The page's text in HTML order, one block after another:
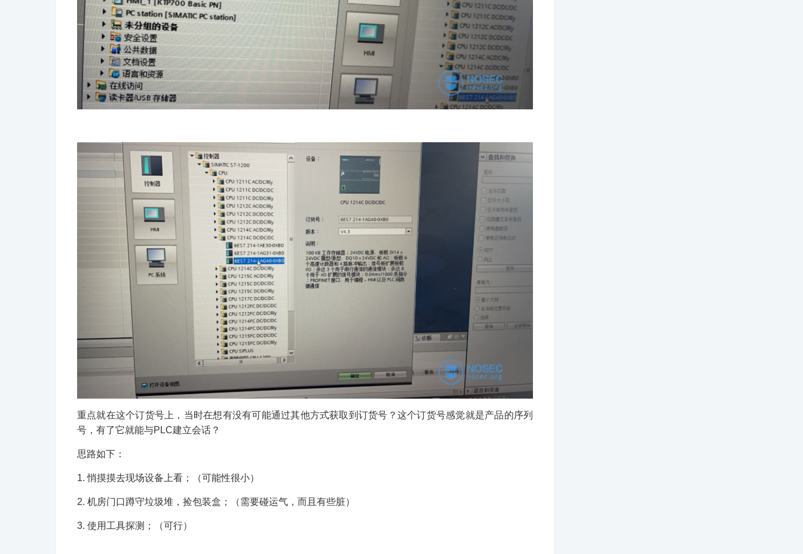
重点就在这个订货号上，当时在想有没有可能通过其他方式获取到订货号？这个订货号感觉就是产品的序列
号，有了它就能与PLC建立会话？
思路如下：
1. 悄摸摸去现场设备上看；（可能性很小）
2. 机房门口蹲守垃圾堆，捡包装盒；（需要碰运气，而且有些脏）
3. 使用工具探测；（可行）